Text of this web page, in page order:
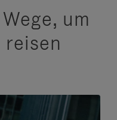
um